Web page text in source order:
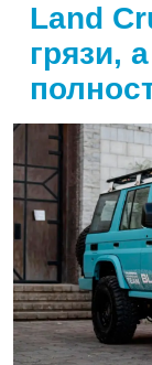
Land
грязи,